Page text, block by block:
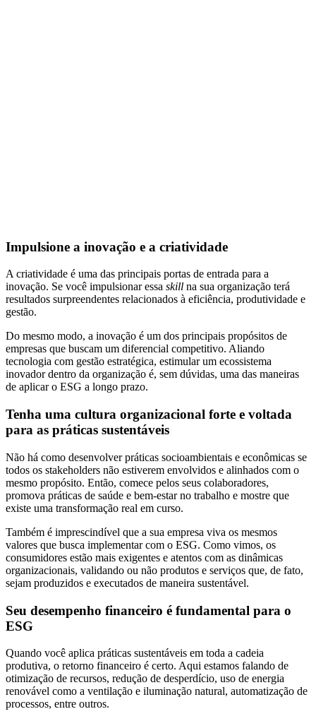
Impulsione a inovação e a criatividade
A criatividade é uma das principais portas de entrada para a
inovação. Se você impulsionar essa skill na sua organização terá
resultados surpreendentes relacionados à eficiência, produtividade e
gestão.
Do mesmo modo, a inovação é um dos principais propósitos de
empresas que buscam um diferencial competitivo. Aliando
tecnologia com gestão estratégica, estimular um ecossistema
inovador dentro da organização é, sem dúvidas, uma das maneiras
de aplicar o ESG a longo prazo.
Tenha uma cultura organizacional forte e voltada
para as práticas sustentáveis
Não há como desenvolver práticas socioambientais e econômicas se
todos os stakeholders não estiverem envolvidos e alinhados com o
mesmo propósito. Então, comece pelos seus colaboradores,
promova práticas de saúde e bem-estar no trabalho e mostre que
existe uma transformação real em curso.
Também é imprescindível que a sua empresa viva os mesmos
valores que busca implementar com o ESG. Como vimos, os
consumidores estão mais exigentes e atentos com as dinâmicas
organizacionais, validando ou não produtos e serviços que, de fato,
sejam produzidos e executados de maneira sustentável.
Seu desempenho financeiro é fundamental para o
ESG
Quando você aplica práticas sustentáveis em toda a cadeia
produtiva, o retorno financeiro é certo. Aqui estamos falando de
otimização de recursos, redução de desperdício, uso de energia
renovável como a ventilação e iluminação natural, automatização de
processos, entre outros.